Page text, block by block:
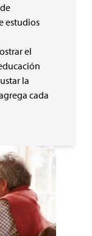
estudios
el
la
cada